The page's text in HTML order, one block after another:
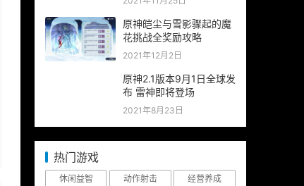
原神皑尘与雪影骤起的魔
花挑战全奖励攻略
2021年12月2日
原神2.1版本9月1日全球发
布 雷神即将登场
2021年8月23日
热门游戏
休闲益智 动作射击 经营养成